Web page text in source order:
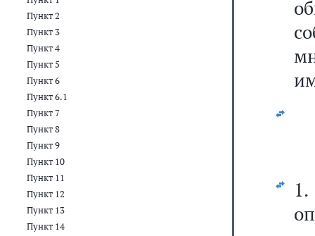
Пункт 2
Пункт 3
Пункт 4
Пункт 5
Пункт 6
Пункт 6.1
Пункт 7
Пункт 8
Пункт 9
Пункт 10
Пункт 11
Пункт 12
Пункт 13
Пункт 14